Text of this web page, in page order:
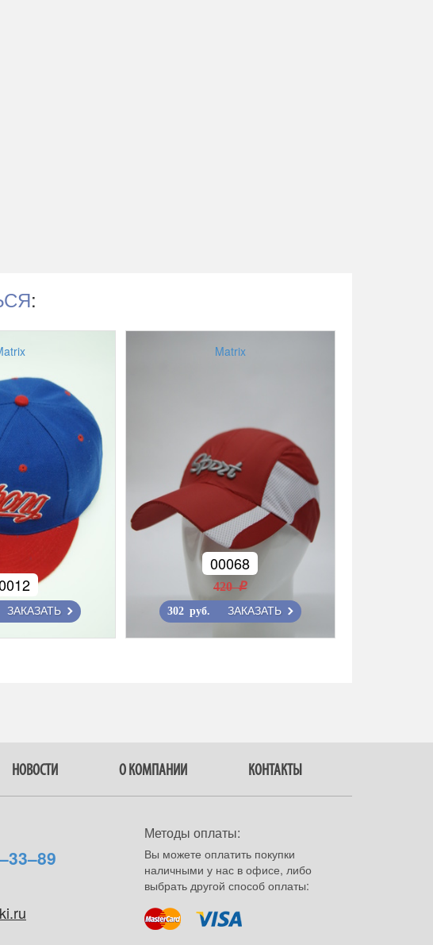
:
ЗАКАЗАТЬ
Matrix
00068
420 r
302 руб. ЗАКАЗАТЬ
НОВОСТИ О КОМПАНИИ КОНТАКТЫ
Методы оплаты:
Вы можете оплатить покупки
наличными у нас в офисе, либо
выбрать другой способ оплаты: